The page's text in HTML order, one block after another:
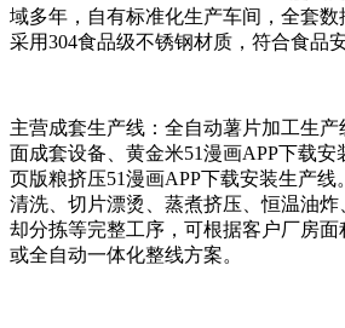
域多年，自有标准化生产车间，全套
采用304食品级不锈钢材质，符合食品
主营成套生产线：全自动薯片加工生
面成套设备、黄金米51漫画APP下载安
页版粮挤压51漫画APP下载安装生产
清洗、切片漂烫、蒸煮挤压、恒温油
却分拣等完整工序，可根据客户厂房
或全自动一体化整线方案。